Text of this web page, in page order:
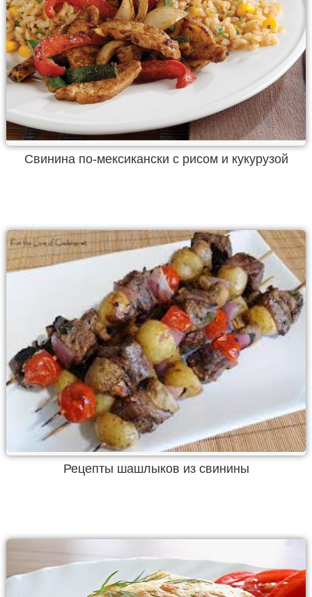
Свинина по-мексикански с рисом и кукурузой
Рецепты шашлыков из свинины